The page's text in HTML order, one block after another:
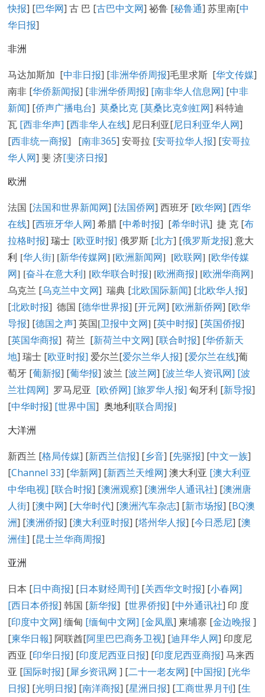
快报] [巴华网] 古 巴 [古巴中文网] 祕鲁 [秘鲁通] 苏里南[中
华日报]
非洲
马达加斯加 [中非日报] [非洲华侨周报]毛里求斯 [华文传媒]
南非 [华侨新闻报] [非洲华侨周报] [南非华人信息网] [中非
新闻] [侨声广播电台]莫桑比克 [莫桑比克剑虹网] 科特迪
瓦 [西非华声] [西非华人在线] 尼日利亚[尼日利亚华人网]
[西非统一商报] [南非365] 安哥拉 [安哥拉华人报] [安哥拉
华人网] 斐 济[斐济日报]
欧洲
法国 [法国和世界新闻网] [法国侨网] 西班牙 [欧华网] [西华
在线] [西班牙华人网] 希腊 [中希时报] [希华时讯] 捷 克 [布
拉格时报]瑞士 [欧亚时报] 俄罗斯 [北方] [俄罗斯龙报]意大
利 [华人街] [新华传媒网] [欧洲新闻网] [欧联网] [欧华传媒
网] [奋斗在意大利] [欧华联合时报] [欧洲商报] [欧洲华商网]
乌克兰 [乌克兰中文网] 瑞典 [北欧国际新闻] [北欧华人报]
[北欧时报] 德国 [德华世界报] [开元网] [欧洲新侨网] [欧华
导报] [德国之声] 英国[卫报中文网] [英中时报] [英国侨报]
[英国华商报] 荷兰 [新荷兰中文网] [联合时报] [华侨新天
地] 瑞士 [欧亚时报] 爱尔兰[爱尔兰华人报] [爱尔兰在线]葡
萄牙 [葡新报] [葡华报] 波兰 [波兰网] [波兰华人资讯网] [波
兰壮阔网] 罗马尼亚 [欧侨网] [旅罗华人报] 匈牙利 [新导报]
[中华时报] [世界中国] 奥地利[联合周报]
大洋洲
新西兰 [格局传媒] [新西兰信报] [乡音] [先驱报] [中文一族]
[Channel 33] [华新网] [新西兰天维网] 澳大利亚 [澳大利亚
中华电视] [联合时报] [澳洲观察] [澳洲华人通讯社] [澳洲唐
人街] [澳中网] [大华时代] [澳洲汽车杂志] [新市场报] [BQ澳
洲] [澳洲侨报] [澳大利亚时报] [塔州华人报] [今日悉尼] [澳
洲佳] [昆士兰华商周报]
亚洲
日本 [日中商报] [日本财经周刊] [关西华文时报] [小春网]
[西日本侨报] 韩国 [新华报] [世界侨报] [中外通讯社] 印 度
[印度中文网] 缅甸 [缅甸中文网] [金凤凰] 柬埔寨 [金边晚报 ]
[柬华日報] 阿联酋[阿里巴巴商务卫视] [迪拜华人网] 印度尼
西亚 [印华日报] [印度尼西亚日报] [印度尼西亚商报] 马来西
亚 [国际时报] [犀乡资讯网 ] [二十一老友网] [中国报] [光华
日报] [光明日报] [南洋商报] [星洲日报] [工商世界月刊] [生